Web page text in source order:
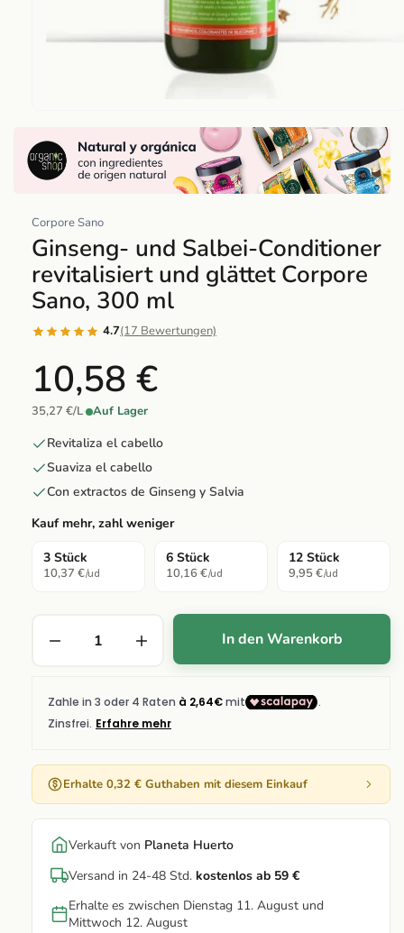
elemento
multimedia
1
una
ventana
modal
Corpore Sano
Ginseng- und Salbei-Conditioner
revitalisiert und glättet Corpore
Sano, 300 ml
4.7(17 Bewertungen)
10,58 €
35,27 €/L· Auf Lager
Revitaliza el cabello
Suaviza el cabello
Con extractos de Ginseng y Salvia
Kauf mehr, zahl weniger
3 Stück
10,37 €/ud
6 Stück
10,16 €/ud
12 Stück
9,95 €/ud
In den Warenkorb
Erhalte 0,32 € Guthaben mit diesem Einkauf
Verkauft von Planeta Huerto
Versand in 24-48 Std. kostenlos ab 59 €
Erhalte es zwischen Dienstag 11. August und
Mittwoch 12. August